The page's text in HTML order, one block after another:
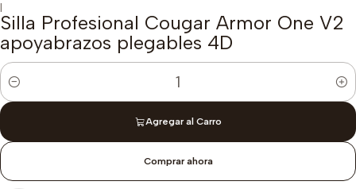
|
Silla Profesional Cougar Armor One V2
apoyabrazos plegables 4D
Cantidad
Agregar al Carro
Comprar ahora